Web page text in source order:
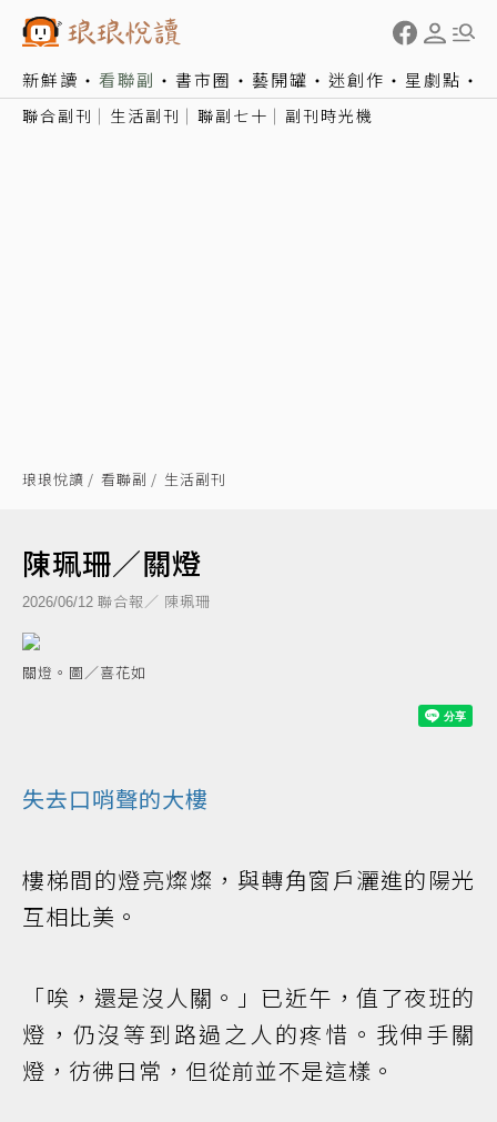
新鮮讀 看聯副 書市圈 藝開罐 迷創作 星劇點
聯合副刊 生活副刊 聯副七十 副刊時光機
琅琅悅讀 看聯副 生活副刊
陳珮珊／關燈
2026/06/12 聯合報／ 陳珮珊
關燈。圖／喜花如
失去口哨聲的大樓
樓梯間的燈亮燦燦，與轉角窗戶灑進的陽光
互相比美。
「唉，還是沒人關。」已近午，值了夜班的
燈，仍沒等到路過之人的疼惜。我伸手關
燈，彷彿日常，但從前並不是這樣。